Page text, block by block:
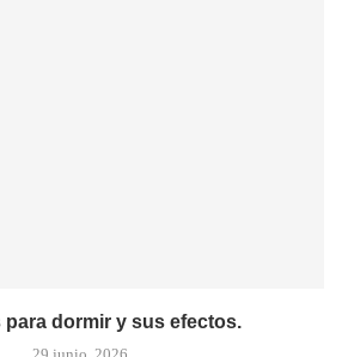
para dormir y sus efectos.